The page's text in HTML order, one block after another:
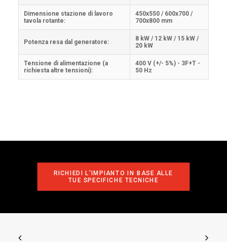
Dimensione stazione di lavoro
tavola rotante:
450x550 / 600x700 /
700x800 mm
Potenza resa dal generatore:
8 kW / 12 kW / 15 kW /
20 kW
Tensione di alimentazione (a
richiesta altre tensioni):
400 V (+/- 5%) - 3F+T -
50 Hz
RICHIEDI L'IMPIANTO IN BASE ALLE
TUE SPECIFICHE TECNICHE